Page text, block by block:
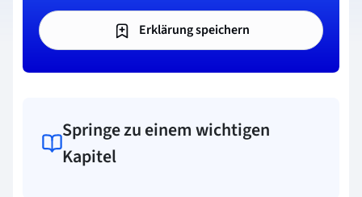
Erklärung speichern
Springe zu einem wichtigen
Kapitel